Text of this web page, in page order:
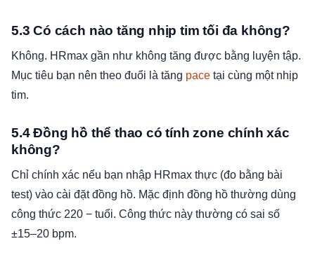
5.3 Có cách nào tăng nhịp tim tối đa không?
Không. HRmax gần như không tăng được bằng luyện tập.
Mục tiêu bạn nên theo đuổi là tăng pace tại cùng một nhịp
tim.
5.4 Đồng hồ thể thao có tính zone chính xác
không?
Chỉ chính xác nếu bạn nhập HRmax thực (đo bằng bài
test) vào cài đặt đồng hồ. Mặc định đồng hồ thường dùng
công thức 220 − tuổi. Công thức này thường có sai số
±15–20 bpm.